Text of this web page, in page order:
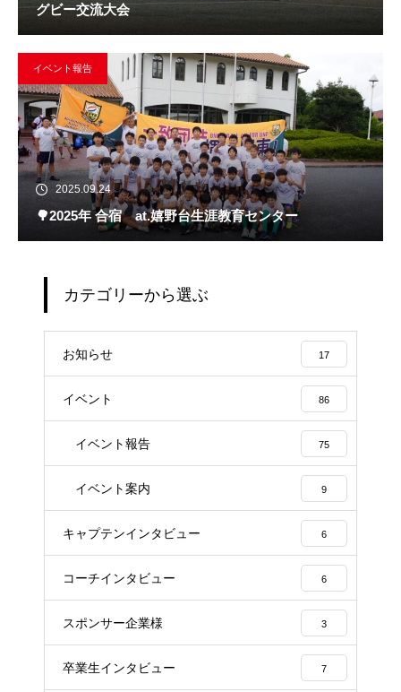
グビー交流大会
イベント報告
2025.09.24
🌳2025年 合宿 at.嬉野台生涯教育センター
カテゴリーから選ぶ
お知らせ 17
イベント 86
イベント報告 75
イベント案内 9
キャプテンインタビュー 6
コーチインタビュー 6
スポンサー企業様 3
卒業生インタビュー 7